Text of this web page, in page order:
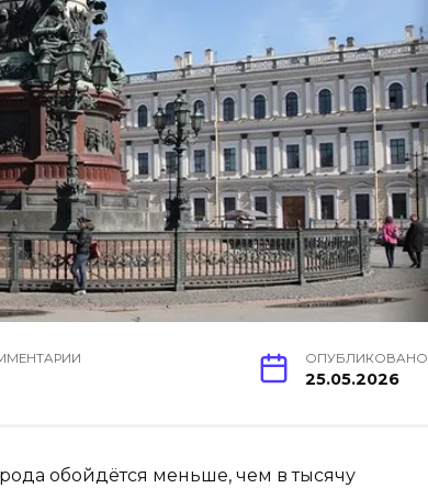
ОПУБЛИКОВАНО
25.05.2026
обойдётся меньше, чем в тысячу